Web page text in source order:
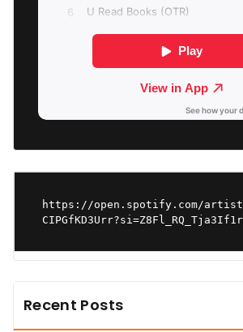
https://open.spotify.com/artist/
Recent Posts